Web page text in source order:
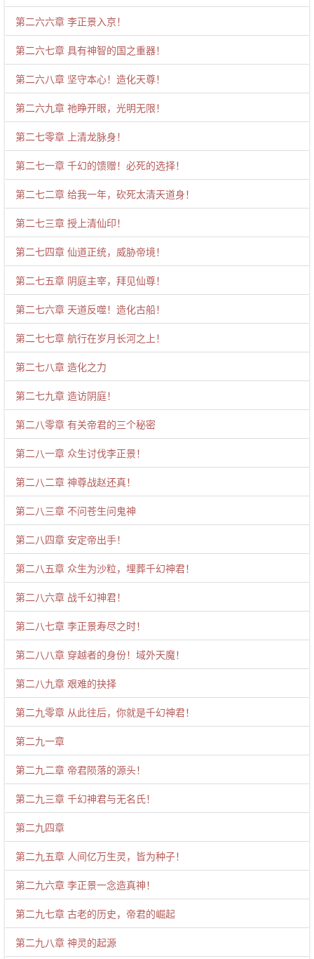
第二六六章 李正景入京！
第二六七章 具有神智的国之重器！
第二六八章 坚守本心！造化天尊！
第二六九章 祂睁开眼，光明无限！
第二七零章 上清龙脉身！
第二七一章 千幻的馈赠！必死的选择！
第二七二章 给我一年，砍死太清天道身！
第二七三章 授上清仙印！
第二七四章 仙道正统，威胁帝境！
第二七五章 阴庭主宰，拜见仙尊！
第二七六章 天道反噬！造化古船！
第二七七章 航行在岁月长河之上！
第二七八章 造化之力
第二七九章 造访阴庭！
第二八零章 有关帝君的三个秘密
第二八一章 众生讨伐李正景！
第二八二章 神尊战赵还真！
第二八三章 不问苍生问鬼神
第二八四章 安定帝出手！
第二八五章 众生为沙粒，埋葬千幻神君！
第二八六章 战千幻神君！
第二八七章 李正景寿尽之时！
第二八八章 穿越者的身份！域外天魔！
第二八九章 艰难的抉择
第二九零章 从此往后，你就是千幻神君！
第二九一章
第二九二章 帝君陨落的源头！
第二九三章 千幻神君与无名氏！
第二九四章
第二九五章 人间亿万生灵，皆为种子！
第二九六章 李正景一念造真神！
第二九七章 古老的历史，帝君的崛起
第二九八章 神灵的起源